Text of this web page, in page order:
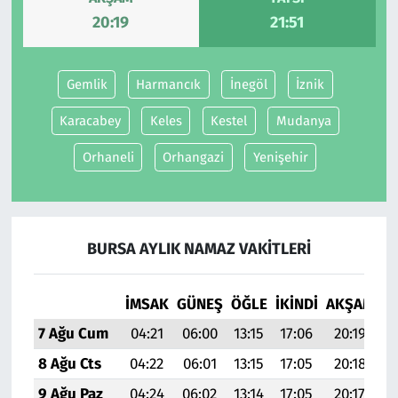
20:19 21:51
Gemlik Harmancık İnegöl İznik
Karacabey Keles Kestel Mudanya
Orhaneli Orhangazi Yenişehir
BURSA AYLIK NAMAZ VAKITLERI
İMSAK GÜNEŞ ÖĞLE İKINDI AKŞAM
7 Ağu Cum
04:21 06:00 13:15 17:06 20:19
8 Ağu Cts
04:22 06:01 13:15 17:05 20:18
9 Ağu Paz
04:24 06:02 13:14 17:05 20:17
Spor
Süleymanpaşa
Tekirdağ